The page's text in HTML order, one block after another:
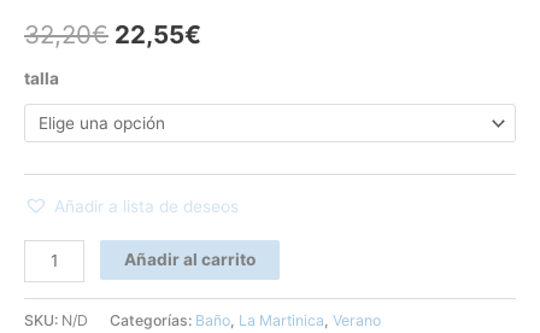
32,20€ 22,55€
talla
Añadir a lista de deseos
Añadir al carrito
SKU: N/D Categorías: Baño La Martinica Verano